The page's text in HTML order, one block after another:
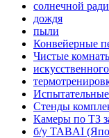
солнечной
дождя
пыли
Конвейерные
Чистые
Стенды
Камеры по ТЗ
б/у TABAI